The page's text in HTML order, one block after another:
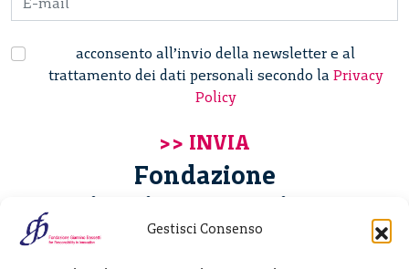
Gestisci Consenso
acconsento all’invio della newsletter e al
trattamento dei dati personali secondo la Privacy
Policy
Fondazione
Giannino Bassetti ETS